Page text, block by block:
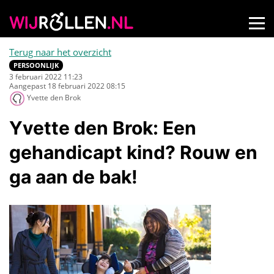
Terug naar het overzicht
PERSOONLIJK
3 februari 2022 11:23
Aangepast 18 februari 2022 08:15
Yvette den Brok
Yvette den Brok: Een
gehandicapt kind? Rouw en
ga aan de bak!